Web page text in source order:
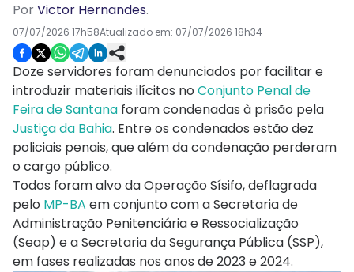
PorVictor Hernandes.
07/07/2026 17h58Atualizado em: 07/07/2026 18h34
Doze servidores foram denunciados por facilitar e
introduzir materiais ilícitos no Conjunto Penal de
Feira de Santana foram condenadas à prisão pela
Justiça da Bahia. Entre os condenados estão dez
policiais penais, que além da condenação perderam
o cargo público.
Todos foram alvo da Operação Sísifo, deflagrada
pelo MP-BA em conjunto com a Secretaria de
Administração Penitenciária e Ressocialização
(Seap) e a Secretaria da Segurança Pública (SSP),
em fases realizadas nos anos de 2023 e 2024.